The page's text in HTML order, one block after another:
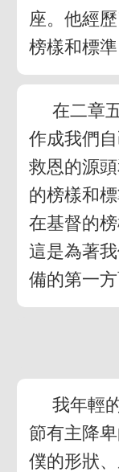
座。他經
榜樣和標準
在二章
作成我們
救恩的源
的榜樣和
在基督的
這是為著
備的第一方
我年輕
節有主降
僕的形狀